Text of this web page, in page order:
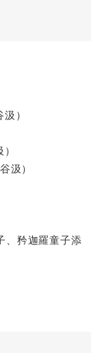
）
汲）
、矜迦羅童子添